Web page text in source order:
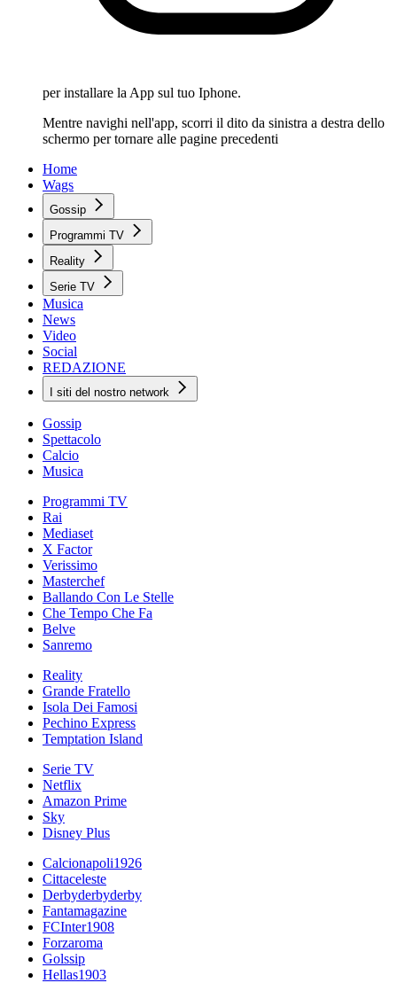
per installare la App sul tuo Iphone.
Mentre navighi nell'app, scorri il dito da sinistra a destra dello
schermo per tornare alle pagine precedenti
Home
Wags
Gossip
Programmi TV
Reality
Serie TV
Musica
News
Video
Social
REDAZIONE
I siti del nostro network
Gossip
Spettacolo
Calcio
Musica
Programmi TV
Rai
Mediaset
X Factor
Verissimo
Masterchef
Ballando Con Le Stelle
Che Tempo Che Fa
Belve
Sanremo
Reality
Grande Fratello
Isola Dei Famosi
Pechino Express
Temptation Island
Serie TV
Netflix
Amazon Prime
Sky
Disney Plus
Calcionapoli1926
Cittaceleste
Derbyderbyderby
Fantamagazine
FCInter1908
Forzaroma
Golssip
Hellas1903